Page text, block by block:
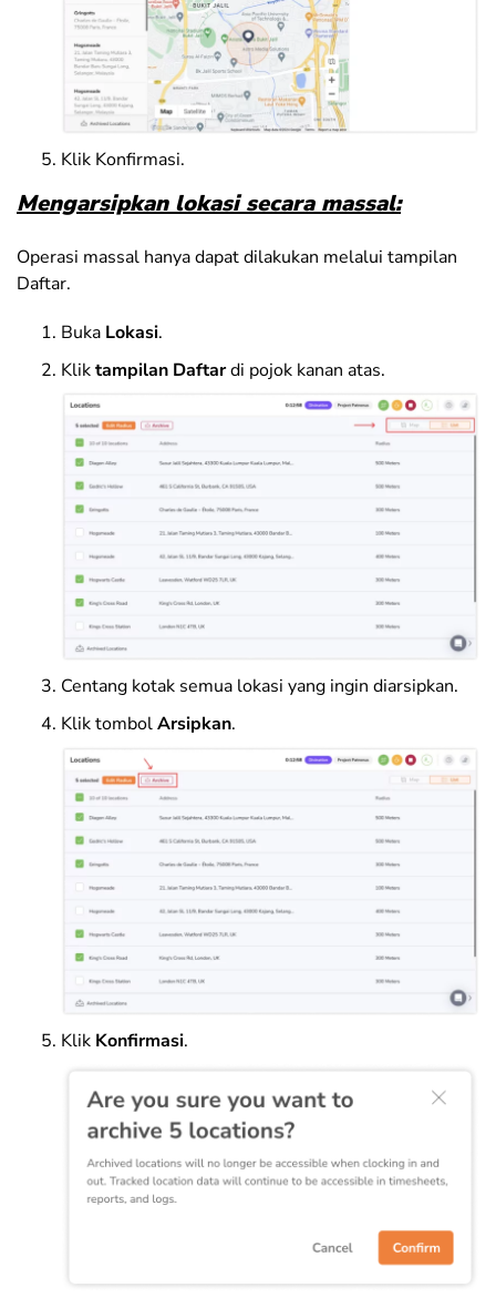
Klik Konfirmasi.
Mengarsipkan lokasi secara massal:
Operasi massal hanya dapat dilakukan melalui tampilan
Daftar.
Buka Lokasi.
Kliktampilan Daftardi pojok kanan atas.
Centang kotak semua lokasi yang ingin diarsipkan.
Klik tombolArsipkan.
Klik Konfirmasi.